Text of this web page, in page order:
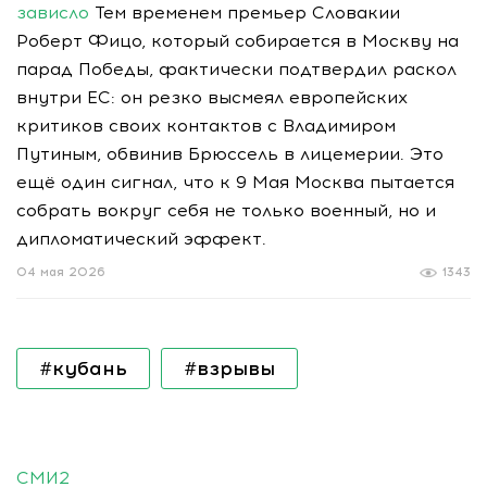
зависло Тем временем премьер Словакии
Роберт Фицо, который собирается в Москву на
парад Победы, фактически подтвердил раскол
внутри ЕС: он резко высмеял европейских
критиков своих контактов с Владимиром
Путиным, обвинив Брюссель в лицемерии. Это
ещё один сигнал, что к 9 Мая Москва пытается
собрать вокруг себя не только военный, но и
дипломатический эффект.
1343
04 мая 2026
#кубань #взрывы
СМИ2